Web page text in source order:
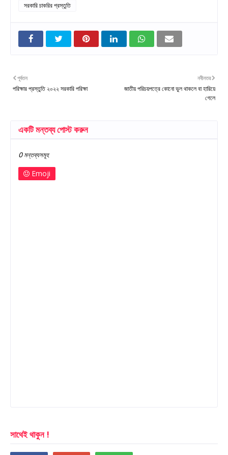
সরকারি চাকরির প্রস্তুতি
নবীনতর
জাতীয় পরিচয়পত্রে কোনো ভুল থাকলে বা হারিয়ে
গেলে
পূর্বতন
পরিক্ষার প্রস্তুতি ২০২২ সরকারি পরিক্ষা
একটি মন্তব্য পোস্ট করুন
0 মন্তব্যসমূহ
Emoji
সাথেই থাকুন !